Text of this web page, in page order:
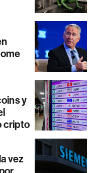
y
cripto
vez